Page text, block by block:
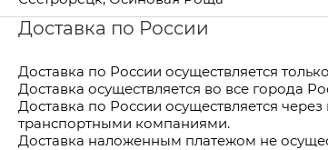
Доставка по России
Доставка по Росcии осуществляется
Доставка осуществляется во все города
Доставка по России осуществляется
транспортными компаниями.
Доставка наложенным платежом не